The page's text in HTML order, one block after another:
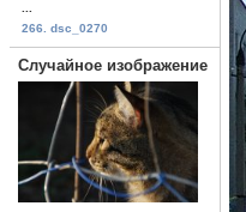
266. dsc_0270
Случайное изображение